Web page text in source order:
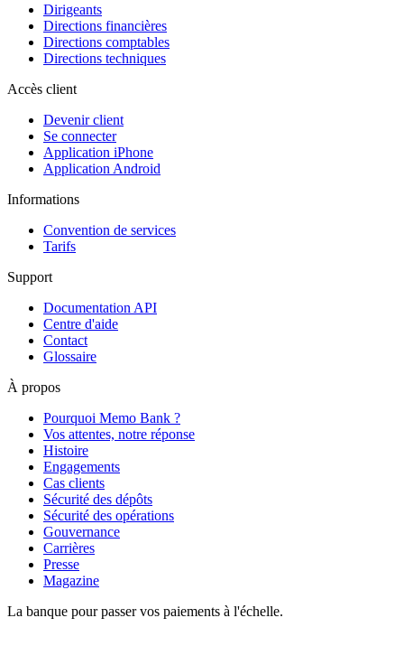
Dirigeants
Directions financières
Directions comptables
Directions techniques
Accès client
Devenir client
Se connecter
Application iPhone
Application Android
Informations
Convention de services
Tarifs
Support
Documentation API
Centre d'aide
Contact
Glossaire
À propos
Pourquoi Memo Bank ?
Vos attentes, notre réponse
Histoire
Engagements
Cas clients
Sécurité des dépôts
Sécurité des opérations
Gouvernance
Carrières
Presse
Magazine
La banque pour passer vos paiements à l'échelle.